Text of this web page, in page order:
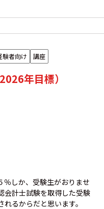
験者向け 講座
年目標）
％しか、受験生がおりませ
会計士試験を取得した受験
るからだと思います。